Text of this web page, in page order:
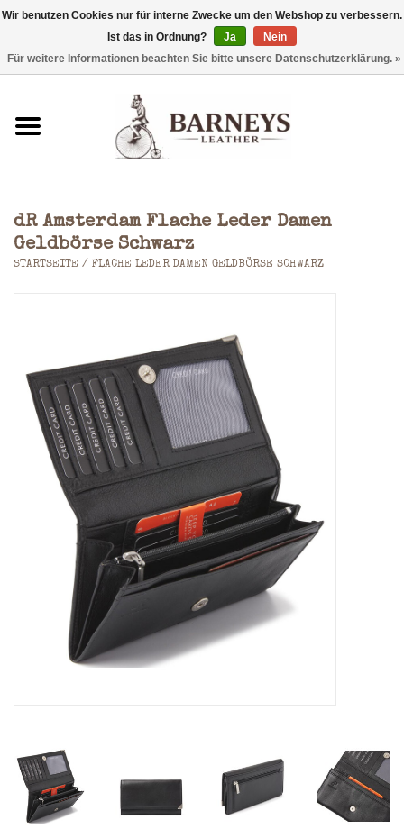
0 Artikel - €0,00
Geldbörse
Rucksäcke
Accessoires
Marken
dR Amsterdam Flache Leder Damen
Geldbörse Schwarz
STARTSEITE / FLACHE LEDER DAMEN GELDBÖRSE SCHWARZ
Wir benutzen Cookies nur für interne Zwecke um den Webshop zu verbessern.
Ist das in Ordnung?
Ja
Nein
Für weitere Informationen beachten Sie bitte unsere Datenschutzerklärung. »